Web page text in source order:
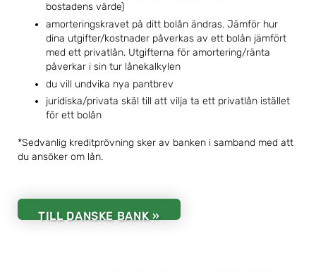
bostadens värde)
amorteringskravet på ditt bolån ändras. Jämför hur
dina utgifter/kostnader påverkas av ett bolån jämfört
med ett privatlån. Utgifterna för amortering/ränta
påverkar i sin tur lånekalkylen
du vill undvika nya pantbrev
juridiska/privata skäl till att vilja ta ett privatlån istället
för ett bolån
*Sedvanlig kreditprövning sker av banken i samband med att
du ansöker om lån.
TILL DANSKE BANK »